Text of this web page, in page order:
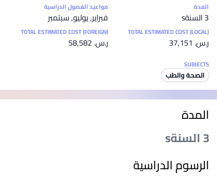
المدة
3 السنةs
مواعيد الفصول الدراسية
فبراير, يوليو, سبتمبر
TOTAL ESTIMATED COST (LOCAL)
ر.س.‏ 37,151
TOTAL ESTIMATED COST (FOREIGN)
ر.س.‏ 58,582
SUBJECTS
الصحة والطب
المدة
3 السنةs
الرسوم الدراسية